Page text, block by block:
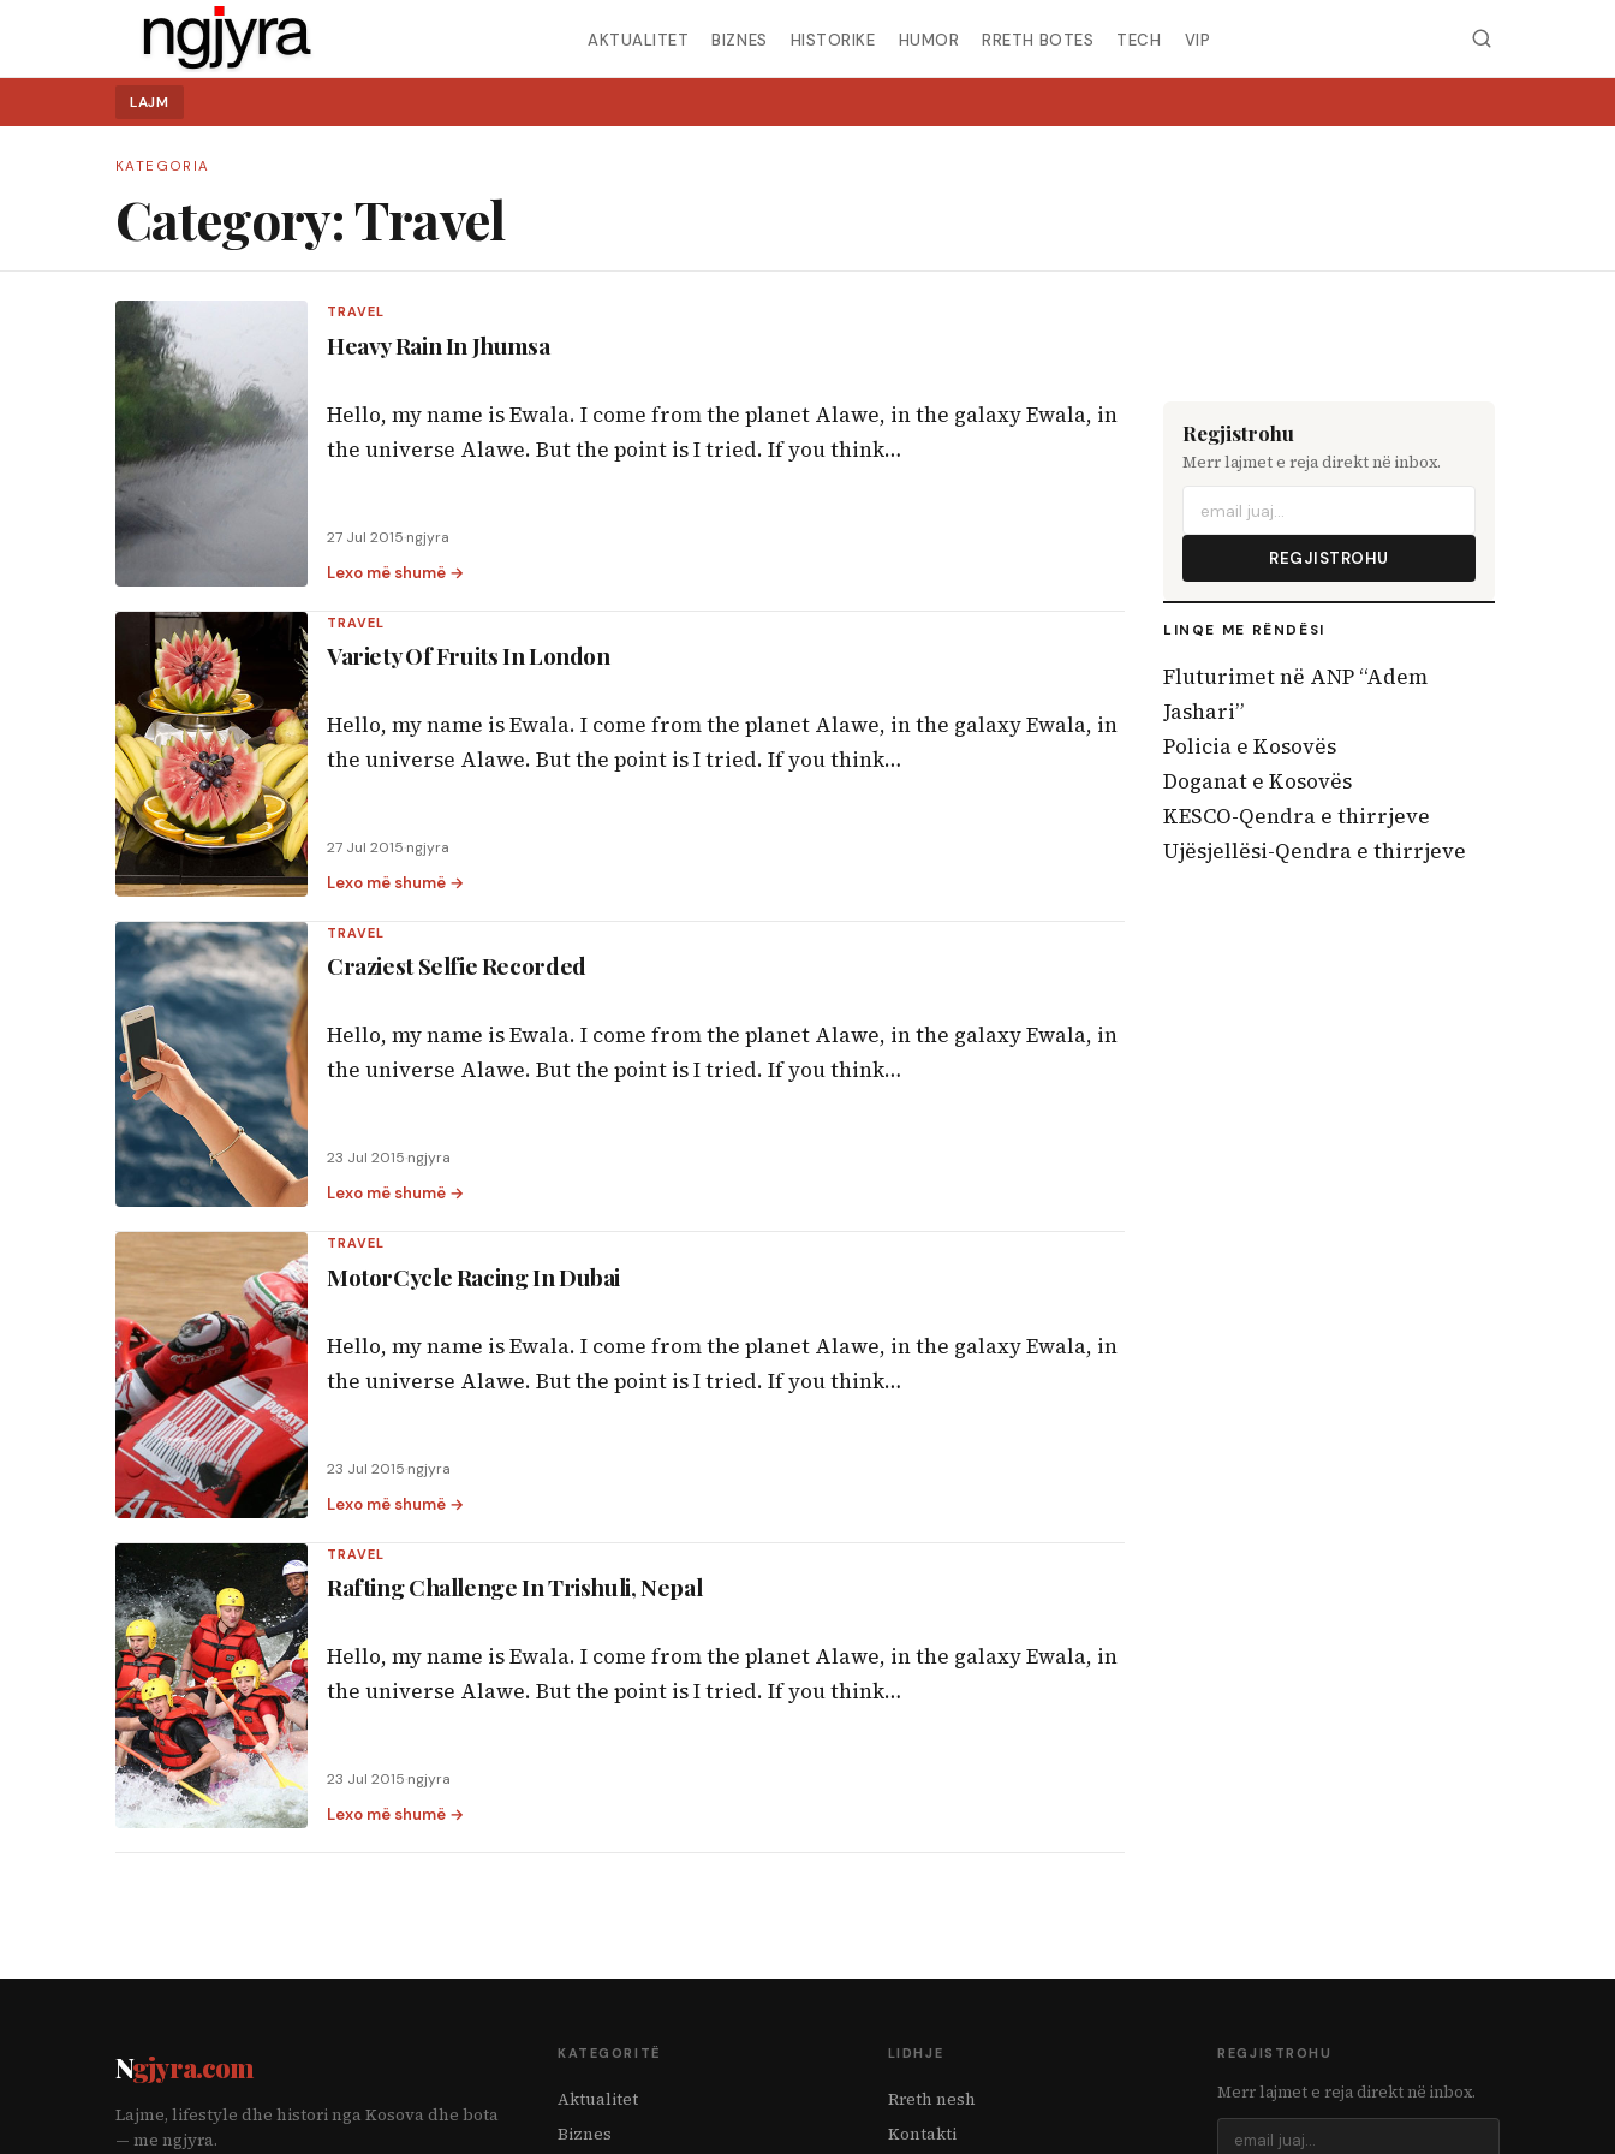
AKTUALITET BIZNES HISTORIKE HUMOR RRETH BOTES TECH VIP
LAJM
KATEGORIA
Category:Travel
TRAVEL
Heavy Rain In Jhumsa
Hello, my name is Ewala. I come from the planet Alawe, in the galaxy Ewala, in
the universe Alawe. But the point is I tried. If you think…
27 Jul 2015·ngjyra
Lexo më shumë →
TRAVEL
Variety Of Fruits In London
Hello, my name is Ewala. I come from the planet Alawe, in the galaxy Ewala, in
the universe Alawe. But the point is I tried. If you think…
27 Jul 2015·ngjyra
Lexo më shumë →
TRAVEL
Craziest Selfie Recorded
Hello, my name is Ewala. I come from the planet Alawe, in the galaxy Ewala, in
the universe Alawe. But the point is I tried. If you think…
23 Jul 2015·ngjyra
Lexo më shumë →
TRAVEL
MotorCycle Racing In Dubai
Hello, my name is Ewala. I come from the planet Alawe, in the galaxy Ewala, in
the universe Alawe. But the point is I tried. If you think…
23 Jul 2015·ngjyra
Lexo më shumë →
TRAVEL
Rafting Challenge In Trishuli, Nepal
Hello, my name is Ewala. I come from the planet Alawe, in the galaxy Ewala, in
the universe Alawe. But the point is I tried. If you think…
23 Jul 2015·ngjyra
Lexo më shumë →
Regjistrohu
Merr lajmet e reja direkt në inbox.
REGJISTROHU
LINQE ME RËNDËSI
Fluturimet në ANP “Adem
Jashari”
Policia e Kosovës
Doganat e Kosovës
KESCO-Qendra e thirrjeve
Ujësjellësi-Qendra e thirrjeve
Ngjyra.com
Lajme, lifestyle dhe histori nga Kosova dhe bota
— me ngjyra.
KATEGORITË
Aktualitet
Biznes
LIDHJE
Rreth nesh
Kontakti
REGJISTROHU
Merr lajmet e reja direkt në inbox.